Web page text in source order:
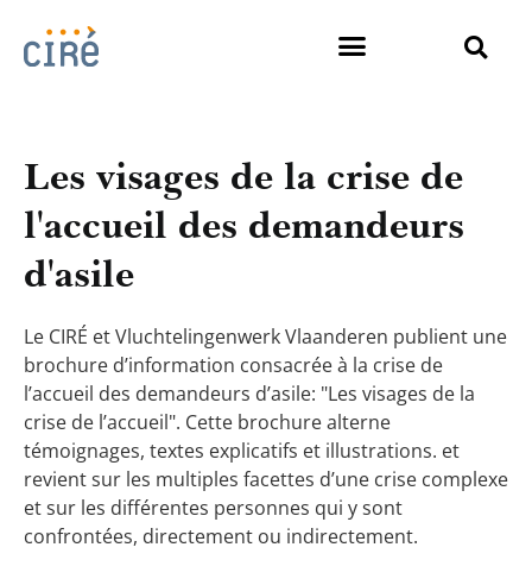
Les visages de la crise de
l'accueil des demandeurs
d'asile
Le CIRÉ et Vluchtelingenwerk Vlaanderen publient une
brochure d’information consacrée à la crise de
l’accueil des demandeurs d’asile: "Les visages de la
crise de l’accueil". Cette brochure alterne
témoignages, textes explicatifs et illustrations. et
revient sur les multiples facettes d’une crise complexe
et sur les différentes personnes qui y sont
confrontées, directement ou indirectement.